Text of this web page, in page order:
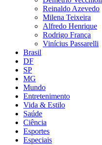
Reinaldo Azevedo
Milena Teixeira
Alfredo Henrique
Rodrigo França
Vinícius Passarelli
Brasil
DF
SP
MG
Mundo
Entretenimento
Vida & Estilo
Saúde
Ciência
Esportes
Especiais